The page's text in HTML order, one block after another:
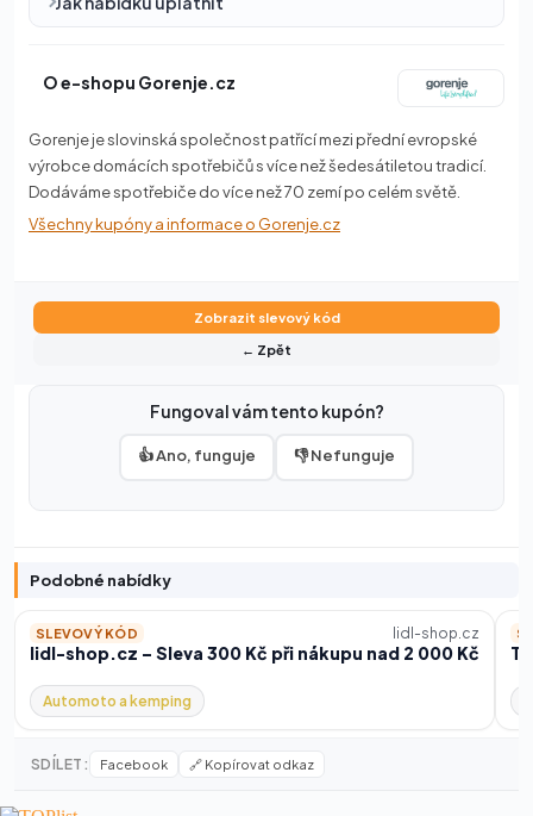
O e-shopu Gorenje.cz
Gorenje je slovinská společnost patřící mezi přední evropské
výrobce domácích spotřebičů s více než šedesátiletou tradicí.
Dodáváme spotřebiče do více než 70 zemí po celém světě.
Všechny kupóny a informace o Gorenje.cz
Zobrazit slevový kód
← Zpět
Fungoval vám tento kupón?
👍 Ano, funguje 👎 Nefunguje
Podobné nabídky
SLEVOVÝ KÓD lidl-shop.cz
lidl-shop.cz – Sleva 300 Kč při nákupu nad 2 000 Kč
Automoto a kemping
SDÍLET: Facebook 🔗 Kopírovat odkaz